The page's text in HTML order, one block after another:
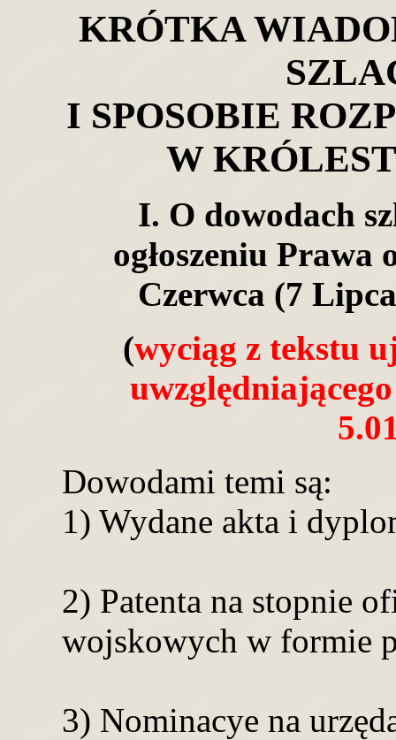
KRÓTKA
I SPOSOBIE
W
I. O dowodach
ogłoszeniu Prawa
Czerwca (7
(wyciąg z tekstu
Dowodami temi są:
1) Wydane akta i
2) Patenta na stopnie
wojskowych w formie
3) Nominacye na